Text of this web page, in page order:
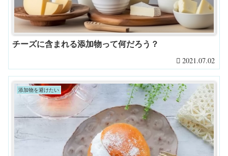
チーズに含まれる添加物って何だろう？
2021.07.02
添加物を避けたい